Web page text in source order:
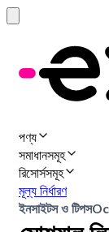
পণ্য
সমাধানসমূহ
রিসোর্সসমূহ
মূল্য নির্ধারণ
ইনসাইটস ও টিপস